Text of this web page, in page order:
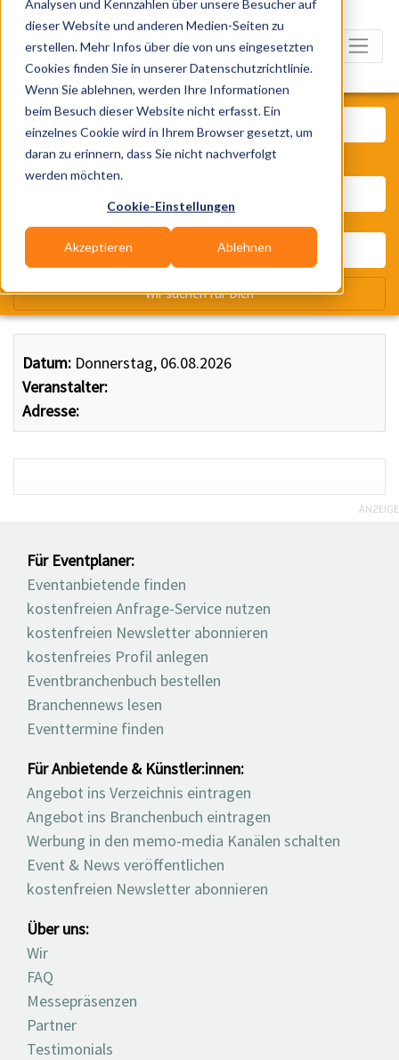
Analysen und Kennzahlen über unsere Besucher auf
dieser Website und anderen Medien-Seiten zu
erstellen. Mehr Infos über die von uns eingesetzten
Cookies finden Sie in unserer Datenschutzrichtlinie.
Wenn Sie ablehnen, werden Ihre Informationen
beim Besuch dieser Website nicht erfasst. Ein
einzelnes Cookie wird in Ihrem Browser gesetzt, um
daran zu erinnern, dass Sie nicht nachverfolgt
werden möchten.
Cookie-Einstellungen
Akzeptieren Ablehnen
Datum: Donnerstag, 06.08.2026
Veranstalter:
Adresse:
Was? Künstler, Zelte, Bands,
Wir suchen für Dich
ANZEIGE
Für Eventplaner:
Eventanbietende finden
kostenfreien Anfrage-Service nutzen
kostenfreien Newsletter abonnieren
kostenfreies Profil anlegen
Eventbranchenbuch bestellen
Branchennews lesen
Eventtermine finden
Für Anbietende & Künstler:innen:
Angebot ins Verzeichnis eintragen
Angebot ins Branchenbuch eintragen
Werbung in den memo-media Kanälen schalten
Event & News veröffentlichen
kostenfreien Newsletter abonnieren
Über uns:
Wir
FAQ
Messepräsenzen
Partner
Testimonials